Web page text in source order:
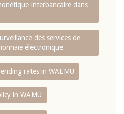
interbancaire dans
des services de
électronique
rates in WAEMU
in WAMU